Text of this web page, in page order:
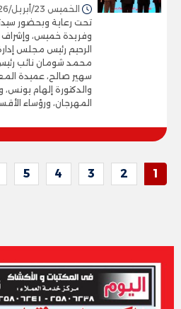
الخميس 23/أبريل/2026 - 04:01 م
تحت رعاية وبحضور
وفريدة خميس، وإشراف
الرحيم رئيس مجلس
محمد شومان نائب رئيس
سهير صالح، عميدة
والدكتورة إلهام
المهرجان، ورؤساء
1
2
3
4
5